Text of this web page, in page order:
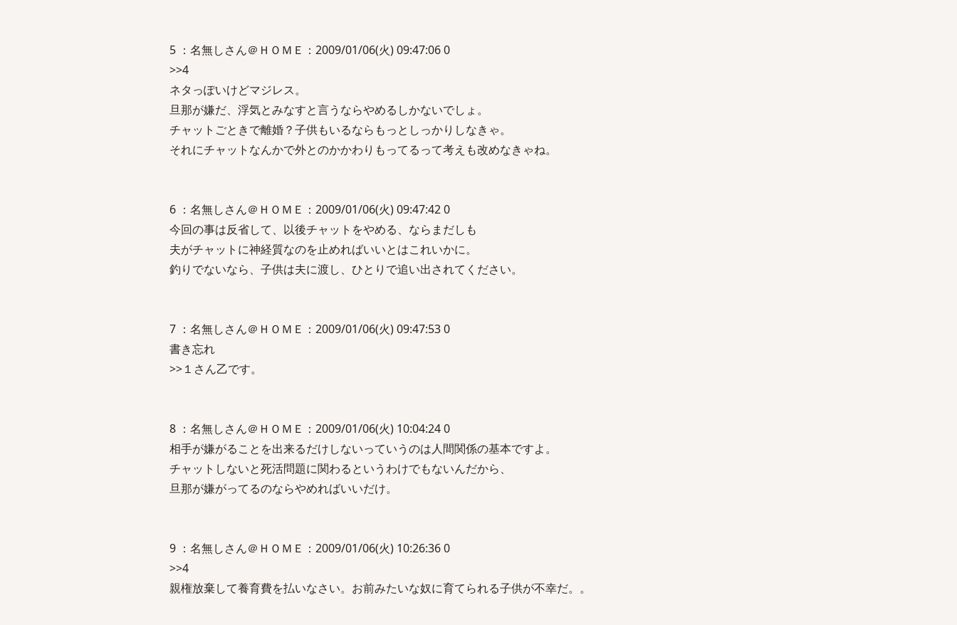
5 ：名無しさん＠ＨＯＭＥ：2009/01/06(火) 09:47:06 0
>>4
ネタっぽいけどマジレス。
旦那が嫌だ、浮気とみなすと言うならやめるしかないでしょ。
チャットごときで離婚？子供もいるならもっとしっかりしなきゃ。
それにチャットなんかで外とのかかわりもってるって考えも改めなきゃね。
6 ：名無しさん＠ＨＯＭＥ：2009/01/06(火) 09:47:42 0
今回の事は反省して、以後チャットをやめる、ならまだしも
夫がチャットに神経質なのを止めればいいとはこれいかに。
釣りでないなら、子供は夫に渡し、ひとりで追い出されてください。
7 ：名無しさん＠ＨＯＭＥ：2009/01/06(火) 09:47:53 0
書き忘れ
>>１さん乙です。
8 ：名無しさん＠ＨＯＭＥ：2009/01/06(火) 10:04:24 0
相手が嫌がることを出来るだけしないっていうのは人間関係の基本ですよ。
チャットしないと死活問題に関わるというわけでもないんだから、
旦那が嫌がってるのならやめればいいだけ。
9 ：名無しさん＠ＨＯＭＥ：2009/01/06(火) 10:26:36 0
>>4
親権放棄して養育費を払いなさい。お前みたいな奴に育てられる子供が不幸だ。。